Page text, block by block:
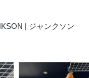
| ジャンクソン